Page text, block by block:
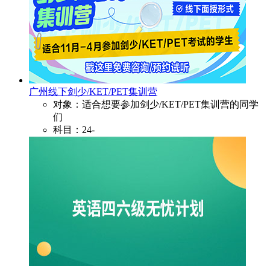
广州线下剑少/KET/PET集训营
对象：适合想要参加剑少/KET/PET集训营的同学
们
科目：24-